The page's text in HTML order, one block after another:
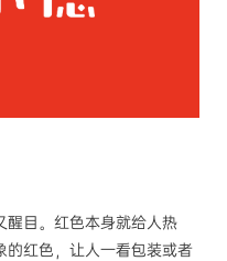
醒目。红色本身就给人热
的红色，让人一看包装或者